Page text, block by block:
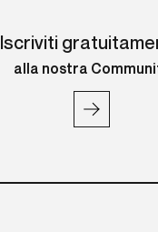
Iscriviti
alla nostra